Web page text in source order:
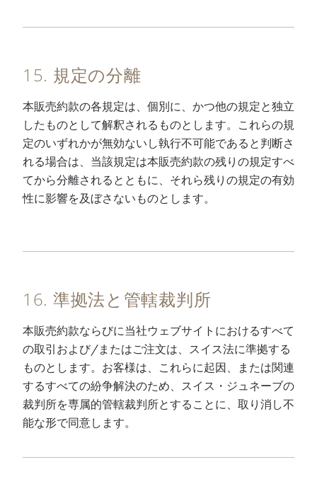
15. 規定の分離
本販売約款の各規定は、個別に、かつ他の規定と独立
したものとして解釈されるものとします。これらの規
定のいずれかが無効ないし執行不可能であると判断さ
れる場合は、当該規定は本販売約款の残りの規定すべ
てから分離されるとともに、それら残りの規定の有効
性に影響を及ぼさないものとします。
16. 準拠法と管轄裁判所
本販売約款ならびに当社ウェブサイトにおけるすべて
の取引および/またはご注文は、スイス法に準拠する
ものとします。お客様は、これらに起因、または関連
するすべての紛争解決のため、スイス・ジュネーブの
裁判所を専属的管轄裁判所とすることに、取り消し不
能な形で同意します。